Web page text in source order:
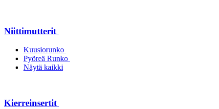
Niittimutterit
Kuusiorunko
Pyöreä Runko
Näytä kaikki
Kierreinsertit